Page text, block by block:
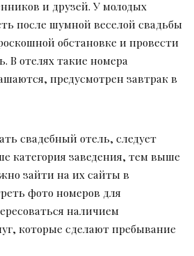
и друзей. У молодых
после шумной веселой свадьбы
обстановке и провести
В отелях такие номера
предусмотрен завтрак в
свадебный отель, следует
категория заведения, тем выше
зайти на их сайты в
фото номеров для
наличием
которые сделают пребывание